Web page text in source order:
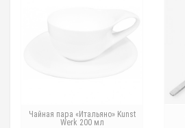
Чайная пара «Итальяно» Kunst
Werk 200 мл